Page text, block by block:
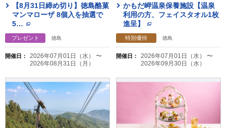
【8月31日締め切り】徳島酪菓
マンマローザ 8個入を抽選で
5…
プレゼント 徳島
開催日：
2026年07月01日（水） 〜
2026年08月31日（月）
かもだ岬温泉保養施設【温泉
利用の方、フェイスタオル1枚
進呈】
特別優待 徳島
開催日：
2026年07月01日（水） 〜
2026年09月30日（水）